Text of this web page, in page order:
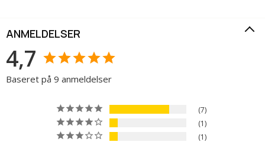
ANMELDELSER
4,7
Baseret på 9 anmeldelser
7
1
1